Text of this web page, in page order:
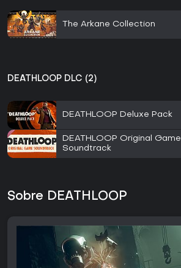
The Arkane Collection
DEATHLOOP DLC (2)
DEATHLOOP Deluxe Pack
DEATHLOOP Original Game
Soundtrack
Sobre DEATHLOOP